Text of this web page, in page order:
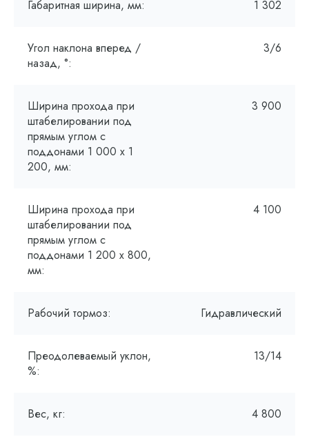
Габаритная ширина, мм: 1 302
Угол наклона вперед /
назад, °:
3/6
Ширина прохода при
штабелировании под
прямым углом с
поддонами 1 000 х 1
200, мм:
3 900
Ширина прохода при
штабелировании под
прямым углом с
поддонами 1 200 x 800,
мм:
4 100
Рабочий тормоз: Гидравлический
Преодолеваемый уклон,
%:
13/14
Вес, кг: 4 800